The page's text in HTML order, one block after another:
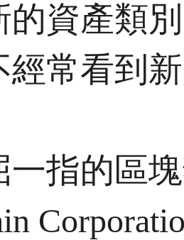
的資產類
經常看到
指的區